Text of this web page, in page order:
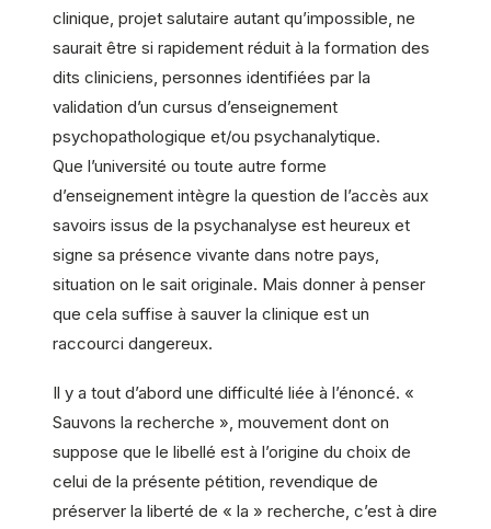
clinique, projet salutaire autant qu’impossible, ne
saurait être si rapidement réduit à la formation des
dits cliniciens, personnes identifiées par la
validation d’un cursus d’enseignement
psychopathologique et/ou psychanalytique.
Que l’université ou toute autre forme
d’enseignement intègre la question de l’accès aux
savoirs issus de la psychanalyse est heureux et
signe sa présence vivante dans notre pays,
situation on le sait originale. Mais donner à penser
que cela suffise à sauver la clinique est un
raccourci dangereux.
Il y a tout d’abord une difficulté liée à l’énoncé. «
Sauvons la recherche », mouvement dont on
suppose que le libellé est à l’origine du choix de
celui de la présente pétition, revendique de
préserver la liberté de « la » recherche, c’est à dire